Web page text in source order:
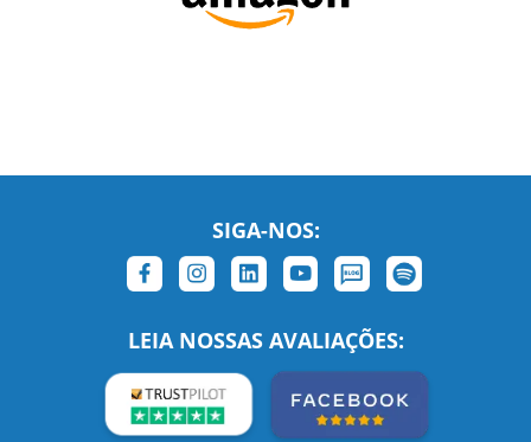
SIGA-NOS:
LEIA NOSSAS AVALIAÇÕES: